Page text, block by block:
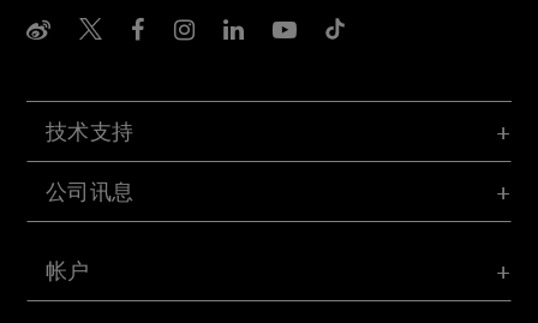
帐户
技术支持
公司讯息
Belkin Weibo
Belkin Twitter
Belkin Facebook
Belkin Instagram
Belkin LInkedIn
Belkin Youtube
Belkin